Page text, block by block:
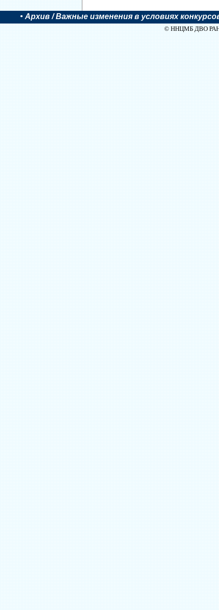
• Архив / Важные изменения в условиях
© ННЦМБ ДВО РАН,